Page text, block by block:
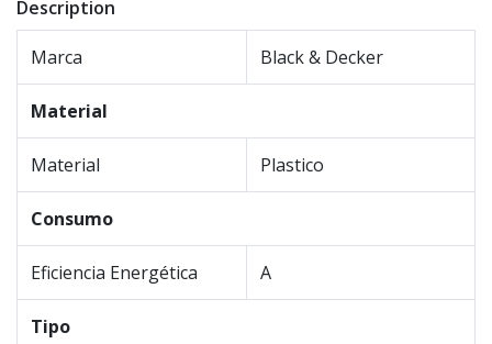
Description
Marca Black & Decker
Material
Material Plastico
Consumo
Eficiencia Energética A
Tipo